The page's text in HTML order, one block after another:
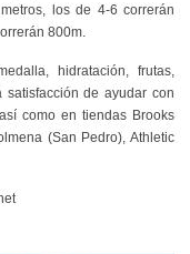
los de 4-6 correrán
800m.
hidratación, frutas,
de ayudar con
así como en tiendas Brooks
(San Pedro), Athletic